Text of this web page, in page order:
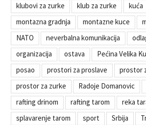
klubovi za zurke
klub za zurke kuća
montazna gradnja
montazne kuce
NATO
neverbalna komunikacija
organizacija
ostava Pećina Velika
posao
prostori za proslave
prostor
prostor za zurke
Radoje Domanovic
rafting drinom
rafting tarom reka
splavarenje tarom
sport Srbija